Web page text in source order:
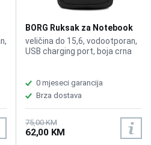
BORG Ruksak za Notebook
S8839 Crna
veličina do 15,6, vodootporan,
USB charging port, boja crna
0 mjeseci garancija
Brza dostava
75,00 KM
62,00 KM